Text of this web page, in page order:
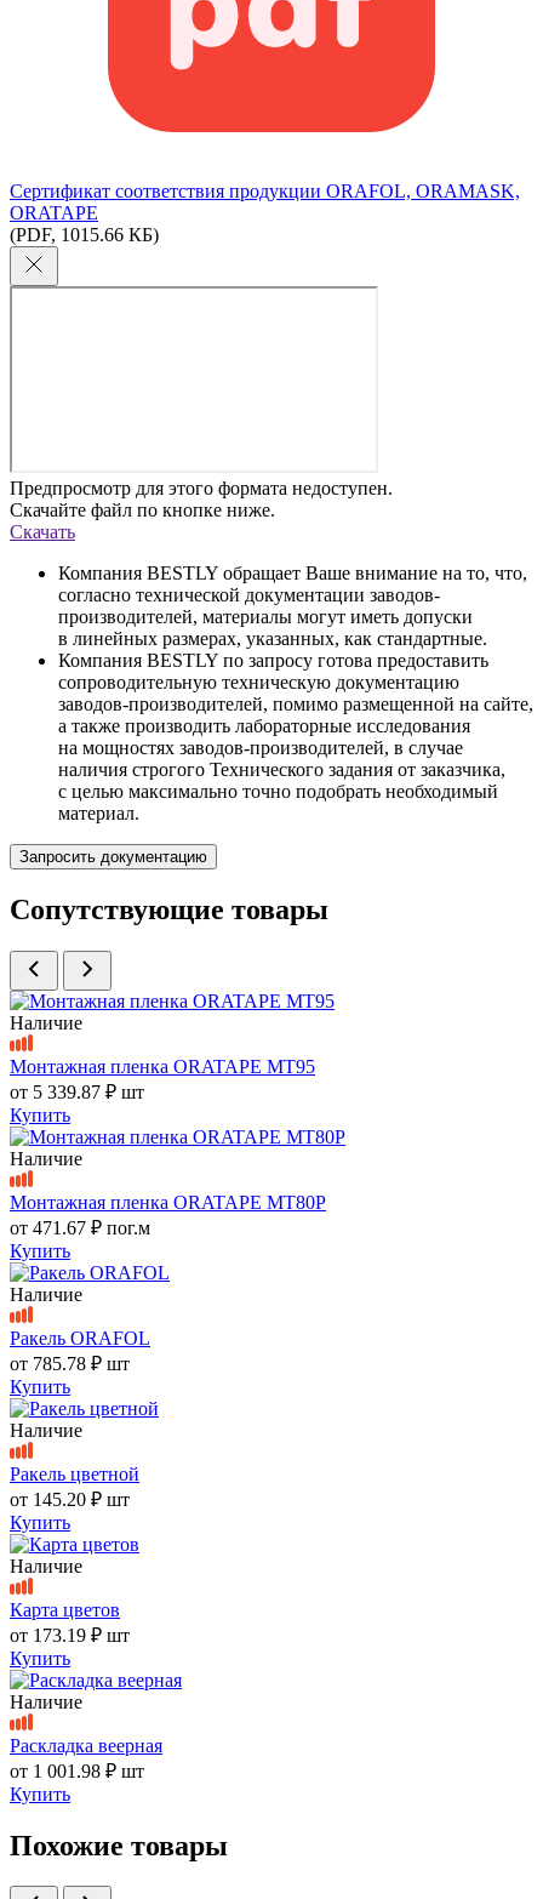
Сертификат соответствия продукции ORAFOL, ORAMASK,
ORATAPE
(PDF, 1015.66 КБ)
Предпросмотр для этого формата недоступен.
Скачайте файл по кнопке ниже.
Скачать
Компания BESTLY обращает Ваше внимание на то, что,
согласно технической документации заводов-
производителей, материалы могут иметь допуски
в линейных размерах, указанных, как стандартные.
Компания BESTLY по запросу готова предоставить
сопроводительную техническую документацию
заводов-производителей, помимо размещенной на сайте,
а также производить лабораторные исследования
на мощностях заводов-производителей, в случае
наличия строгого Технического задания от заказчика,
с целью максимально точно подобрать необходимый
материал.
Запросить документацию
Сопутствующие товары
Наличие
Монтажная пленка ORATAPE MT95
от 5 339.87 ₽ шт
Купить
Наличие
Монтажная пленка ORATAPE MT80P
от 471.67 ₽ пог.м
Купить
Наличие
Ракель ORAFOL
от 785.78 ₽ шт
Купить
Наличие
Ракель цветной
от 145.20 ₽ шт
Купить
Наличие
Карта цветов
от 173.19 ₽ шт
Купить
Наличие
Раскладка веерная
от 1 001.98 ₽ шт
Купить
Похожие товары